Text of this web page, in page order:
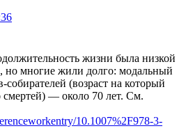
жизни была низкой
но многие жили долго: модальный
собирателей (возраст на который
смертей) — около 70 лет. См.
10.1007%2F978-3-